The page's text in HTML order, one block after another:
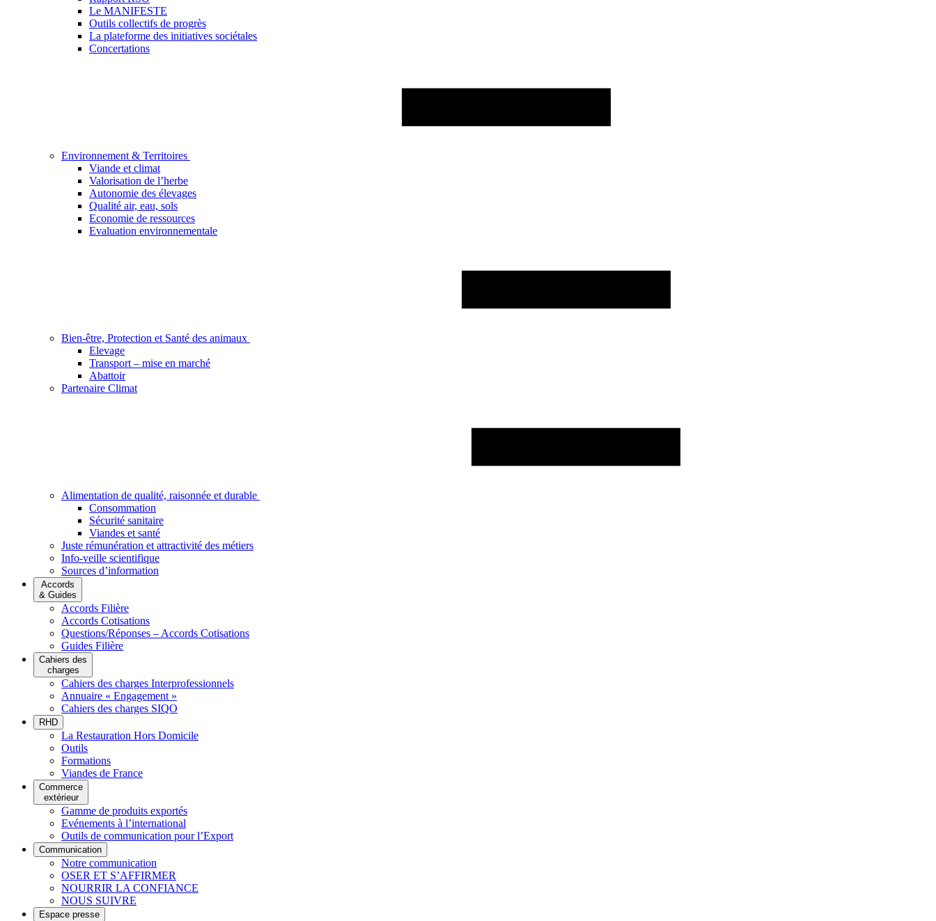
Le MANIFESTE
Outils collectifs de progrès
La plateforme des initiatives sociétales
Concertations
Environnement & Territoires
Viande et climat
Valorisation de l’herbe
Autonomie des élevages
Qualité air, eau, sols
Economie de ressources
Evaluation environnementale
Bien-être, Protection et Santé des animaux
Elevage
Transport – mise en marché
Abattoir
Partenaire Climat
Alimentation de qualité, raisonnée et durable
Consommation
Sécurité sanitaire
Viandes et santé
Juste rémunération et attractivité des métiers
Info-veille scientifique
Sources d’information
Accords
& Guides
Accords Filière
Accords Cotisations
Questions/Réponses – Accords Cotisations
Guides Filière
Cahiers des
charges
Cahiers des charges Interprofessionnels
Annuaire « Engagement »
Cahiers des charges SIQO
RHD
La Restauration Hors Domicile
Outils
Formations
Viandes de France
Commerce
extérieur
Gamme de produits exportés
Evénements à l’international
Outils de communication pour l’Export
Communication
Notre communication
OSER ET S’AFFIRMER
NOURRIR LA CONFIANCE
NOUS SUIVRE
Espace presse